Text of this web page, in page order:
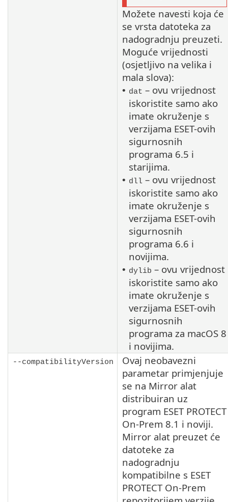
Možete navesti koja će
se vrsta datoteka za
nadogradnju preuzeti.
Moguće vrijednosti
(osjetljivo na velika i
mala slova):
• dat – ovu vrijednost
iskoristite samo ako
imate okruženje s
verzijama ESET-ovih
sigurnosnih
programa 6.5 i
starijima.
• dll – ovu vrijednost
iskoristite samo ako
imate okruženje s
verzijama ESET-ovih
sigurnosnih
programa 6.6 i
novijima.
• dylib – ovu vrijednost
iskoristite samo ako
imate okruženje s
verzijama ESET-ovih
sigurnosnih
programa za macOS 8
i novijima.
--compatibilityVersion
Ovaj neobavezni
parametar primjenjuje
se na Mirror alat
distribuiran uz
program ESET PROTECT
On-Prem 8.1 i noviji.
Mirror alat preuzet će
datoteke za
nadogradnju
kompatibilne s ESET
PROTECT On-Prem